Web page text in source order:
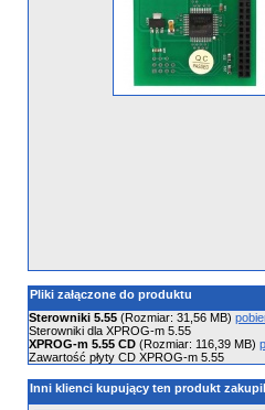
Pliki załączone do produktu
Sterowniki 5.55 (Rozmiar: 31,56 MB)
Sterowniki dla XPROG-m 5.55
XPROG-m 5.55 CD (Rozmiar: 116,39 MB)
Zawartość płyty CD XPROG-m 5.55
Inni klienci kupujący ten produkt